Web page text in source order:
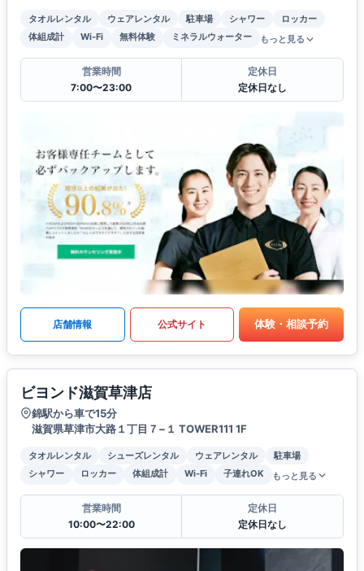
タオルレンタル ウェアレンタル 駐車場 シャワー
ロッカー
体組成計
Wi-Fi 無料体験 ミネラルウォーター もっと見る
営業時間
7:00〜23:00
定休日
定休日なし
店舗情報 公式サイト 体験・相談予約
ビヨンド滋賀草津店
錦駅から車で15分
滋賀県草津市大路１丁目７−１ TOWER111 1F
タオルレンタル シューズレンタル ウェアレンタル
駐車場
シャワー
ロッカー 体組成計 Wi-Fi 子連れOK もっと見る
営業時間
10:00〜22:00
定休日
定休日なし